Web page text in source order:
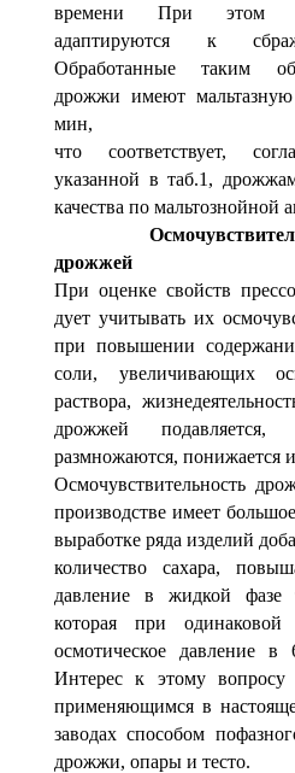
времени При этом
адаптируются к
Обработанные таким
дрожжи имеют
мин,
что соответствует,
указанной в таб.1,
качества по мальтознойной
О
дрожжей
При оценке свойств
дует учитывать их
при повы­шении
соли, увеличиваю­щих
раствора,
дрожжей
размножаются, понижается
Осмочувствительность
про­изводстве имеет
выработке ряда изделий
количество саха­ра,
давление в жидкой фазе
которая при одинаковой
осмотическое давление
Интерес к этому вопросу
применяю­щимся в
заводах способом
дрожжи, опары и тесто.